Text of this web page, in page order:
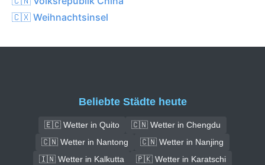
🇨🇽 Weihnachtsinsel
Beliebte Städte heute
🇪🇨 Wetter in Quito
🇨🇳 Wetter in Chengdu
🇨🇳 Wetter in Nantong
🇨🇳 Wetter in Nanjing
🇮🇳 Wetter in Kalkutta
🇵🇰 Wetter in Karatschi